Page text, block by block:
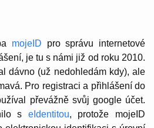
mojeID pro správu internetové
je tu s námi již od roku 2010.
dávno (už nedohledám kdy), ale
Pro registraci a přihlášení do
převážně svůj google účet.
s eIdentitou, protože mojeID